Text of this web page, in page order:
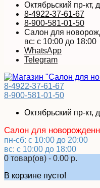
Октябрьский пр-
8-4922-37-61-67
8-900-581-01-50
Салон для
вс: с 10:00 до 18:00
WhatsApp
Telegram
8-4922-37-61-67
8-900-581-01-50
Октябрьский пр-
Салон для
пн-сб: с 10:00 до 20:00
вс: с 10:00 до 18:00
0 товар(ов) - 0.00 р.
В корзине пусто!